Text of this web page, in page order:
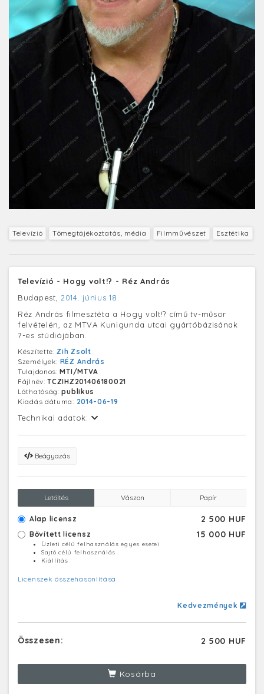
Televízió Tömegtájékoztatás, média Filmművészet Esztétika
Televízió - Hogy volt!? - Réz András
Budapest, 2014. június 18.
Réz András filmesztéta a Hogy volt!? című tv-műsor
felvételén, az MTVA Kunigunda utcai gyártóbázisának
7-es stúdiójában.
Készítette:Zih Zsolt
Személyek: RÉZ András
Tulajdonos:MTI/MTVA
Fájlnév:TCZIHZ201406180021
Láthatóság:publikus
Kiadás dátuma: 2014-06-19
Technikai adatok:
Beágyazás
Letöltés Vászon Papír
Alap licensz 2 500 HUF
Bővített licensz 15 000 HUF
Üzleti célú felhasználás egyes esetei
Sajtó célú felhasználás
Kiállítás
Licenszek összehasonlítása
Kedvezmények
Összesen: 2 500 HUF
Kosárba